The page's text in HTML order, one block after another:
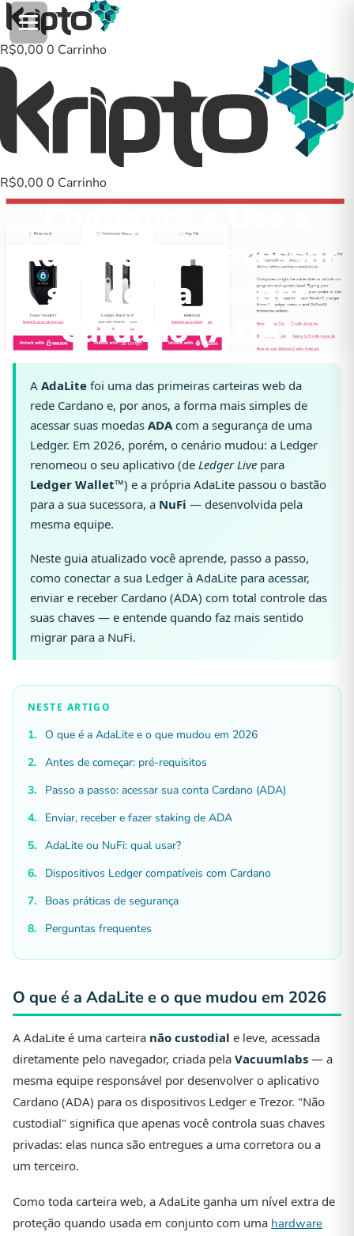
para
o
conteúdo
R$0,00 0 Carrinho
R$0,00 0 Carrinho
Configure e Use a
AdaLite para acessar
sua conta Ledger
Cardano (ADA)
A AdaLite foi uma das primeiras carteiras web da
rede Cardano e, por anos, a forma mais simples de
acessar suas moedas ADAcom a segurança de uma
Ledger. Em 2026, porém, o cenário mudou: a Ledger
renomeou o seu aplicativo (de Ledger Live para
Ledger Wallet™) e a própria AdaLite passou o bastão
para a sua sucessora, a NuFi — desenvolvida pela
mesma equipe.
Neste guia atualizado você aprende, passo a passo,
como conectar a sua Ledger à AdaLite para acessar,
enviar e receber Cardano (ADA) com total controle das
suas chaves — e entende quando faz mais sentido
migrar para a NuFi.
NESTE ARTIGO
O que é a AdaLite e o que mudou em 2026
Antes de começar: pré-requisitos
Passo a passo: acessar sua conta Cardano (ADA)
Enviar, receber e fazer staking de ADA
AdaLite ou NuFi: qual usar?
Dispositivos Ledger compatíveis com Cardano
Boas práticas de segurança
Perguntas frequentes
O que é a AdaLite e o que mudou em 2026
A AdaLite é uma carteira não custodial e leve, acessada
diretamente pelo navegador, criada pela Vacuumlabs — a
mesma equipe responsável por desenvolver o aplicativo
Cardano (ADA) para os dispositivos Ledger e Trezor. "Não
custodial" significa que apenas você controla suas chaves
privadas: elas nunca são entregues a uma corretora ou a
um terceiro.
Como toda carteira web, a AdaLite ganha um nível extra de
proteção quando usada em conjunto com uma hardware